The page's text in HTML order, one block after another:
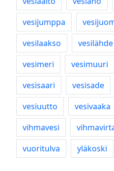
vesijumppa
vesilaakso
vesilähde
vesimeri
vesimuuri
vesisaari
vesisade
vesiuutto
vesivaaka
vihmavesi
vuoritulva
yläkoski